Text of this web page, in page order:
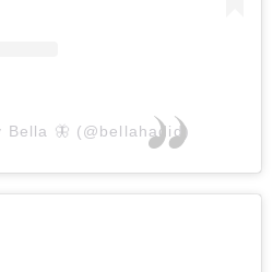
Bella 🦋 (@bellahadid)